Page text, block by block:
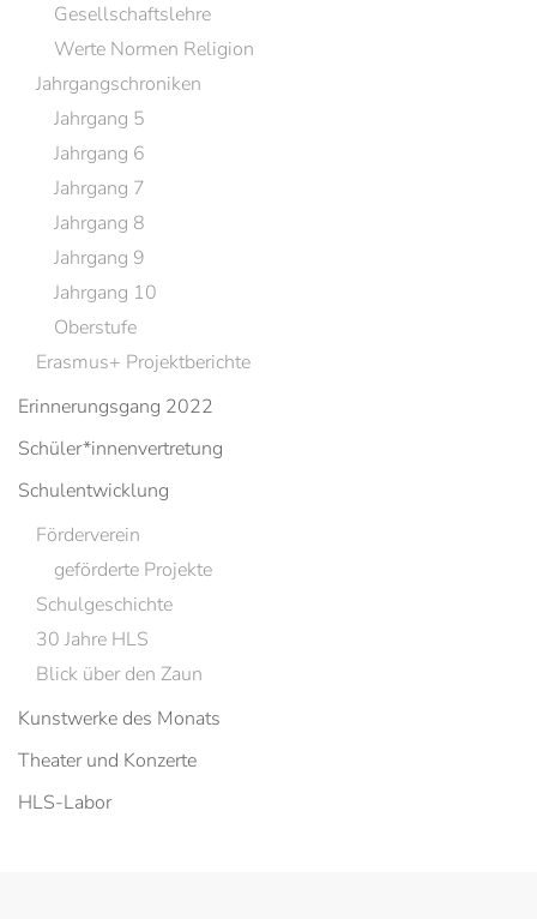
Gesellschaftslehre
Werte Normen Religion
Jahrgangschroniken
Jahrgang 5
Jahrgang 6
Jahrgang 7
Jahrgang 8
Jahrgang 9
Jahrgang 10
Oberstufe
Erasmus+ Projektberichte
Erinnerungsgang 2022
Schüler*innenvertretung
Schulentwicklung
Förderverein
geförderte Projekte
Schulgeschichte
30 Jahre HLS
Blick über den Zaun
Kunstwerke des Monats
Theater und Konzerte
HLS-Labor